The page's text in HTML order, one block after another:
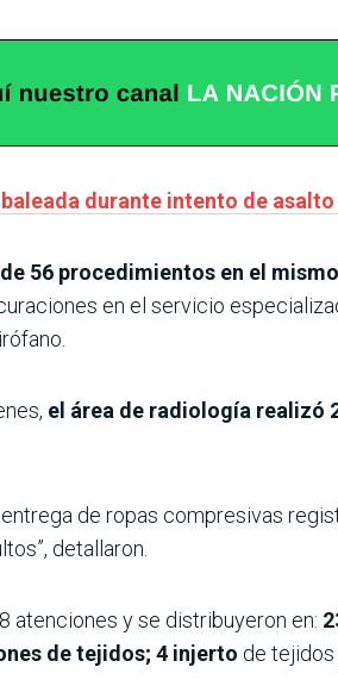
durante intento de asalto
56 procedimientos en el
en el servicio
el área de radiología realizó
de ropas compresivas
detallaron.
atenciones y se distribuyeron en:
de tejidos; 4 injerto de